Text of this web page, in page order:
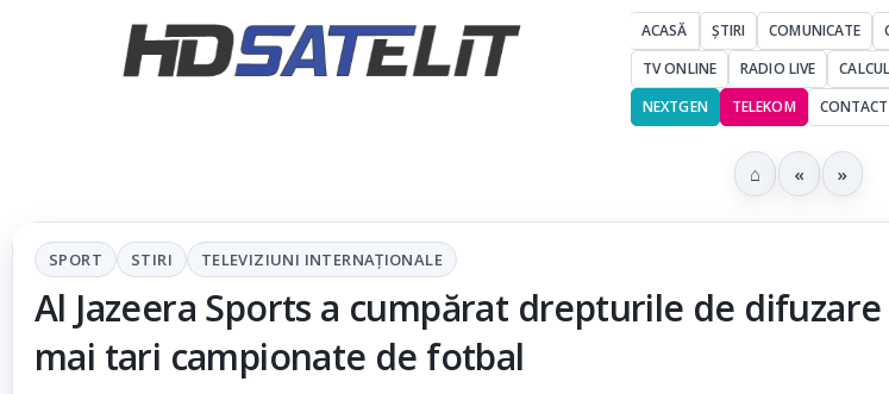
ACASĂ ȘTIRI COMUNICATE
TV ONLINE
RADIO LIVE
NEXTGEN
TELEKOM CONTACT
⌂ « »
SPORT STIRI TELEVIZIUNI INTERNAŢIONALE
Al Jazeera Sports a cumpărat drepturile de
mai tari campionate de fotbal